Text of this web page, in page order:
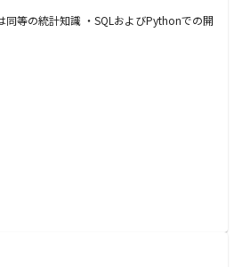
同等の統計知識 ・SQLおよびPythonでの開